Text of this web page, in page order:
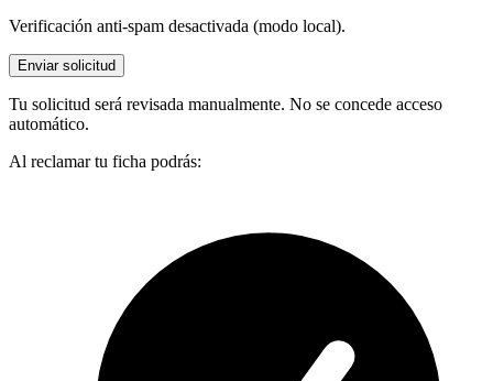
Verificación anti-spam desactivada (modo local).
Enviar solicitud
Tu solicitud será revisada manualmente. No se concede acceso
automático.
Al reclamar tu ficha podrás: